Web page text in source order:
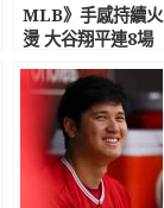
MLB》手感持續火
燙 大谷翔平連8場